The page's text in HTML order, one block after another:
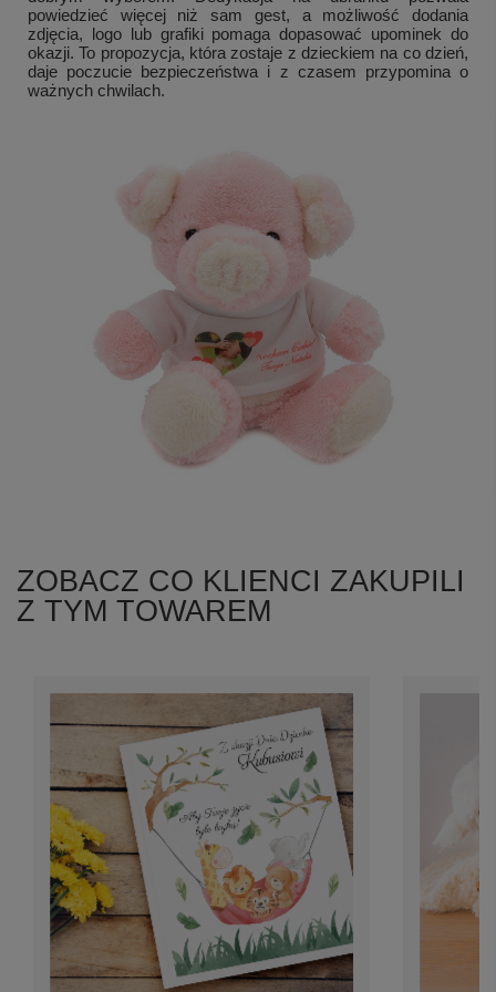
powiedzieć więcej niż sam gest, a możliwość dodania
zdjęcia, logo lub grafiki pomaga dopasować upominek do
okazji. To propozycja, która zostaje z dzieckiem na co dzień,
daje poczucie bezpieczeństwa i z czasem przypomina o
ważnych chwilach.
ZOBACZ CO KLIENCI ZAKUPILI
Z TYM TOWAREM